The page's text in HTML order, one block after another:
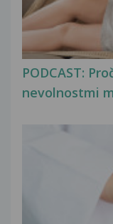
PODCAST:
nevolnostmi